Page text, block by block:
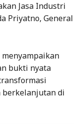
Jasa Industri
Priyatno, General
bukti nyata
berkelanjutan di